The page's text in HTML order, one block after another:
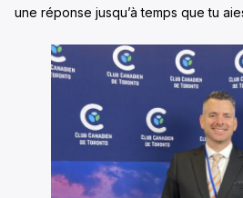
une réponse jusqu’à temps que tu